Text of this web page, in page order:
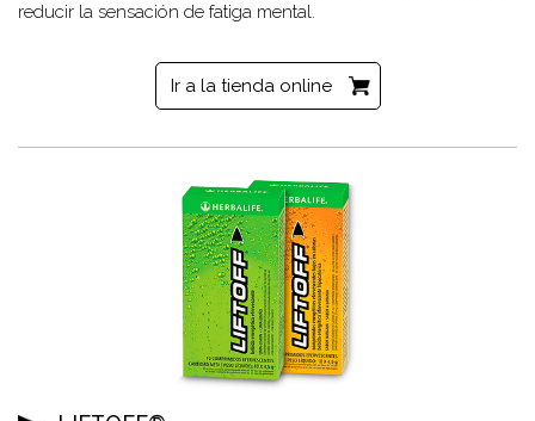
reducir la sensación de fatiga mental.
Ir a la tienda online